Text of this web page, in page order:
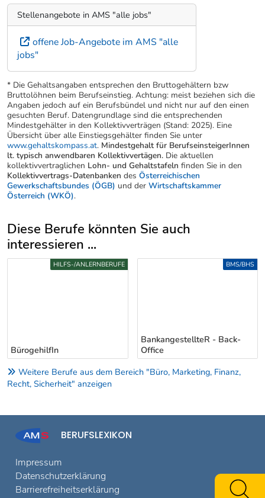
Stellenangebote in AMS "alle jobs"
offene Job-Angebote im AMS "alle
jobs"
* Die Gehaltsangaben entsprechen den Bruttogehältern bzw
Bruttolöhnen beim Berufseinstieg. Achtung: meist beziehen sich die
Angaben jedoch auf ein Berufsbündel und nicht nur auf den einen
gesuchten Beruf. Datengrundlage sind die entsprechenden
Mindestgehälter in den Kollektivverträgen (Stand: 2025). Eine
Übersicht über alle Einstiegsgehälter finden Sie unter
www.gehaltskompass.at. Mindestgehalt für BerufseinsteigerInnen
lt. typisch anwendbaren Kollektivvertägen. Die aktuellen
kollektivvertraglichen Lohn- und Gehaltstafeln finden Sie in den
Kollektivvertrags-Datenbanken des Österreichischen
Gewerkschaftsbundes (ÖGB) und der Wirtschaftskammer
Österreich (WKÖ).
Diese Berufe könnten Sie auch
interessieren ...
Uber weitere Berufsvorschläge
BürogehilfIn
HILFS-/ANLERNBERUFE
BankangestellteR - Back-
Office
BMS/BHS
Weitere Berufe aus dem Bereich "Büro, Marketing, Finanz,
Recht, Sicherheit" anzeigen
BERUFSLEXIKON
Impressum
Datenschutzerklärung
Barrierefreiheitserklärung